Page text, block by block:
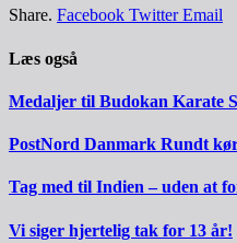
Share. Facebook Twitter Email
Læs også
Medaljer til Budokan Karate
PostNord Danmark Rundt
Tag med til Indien – uden at
Vi siger hjertelig tak for 13 år!